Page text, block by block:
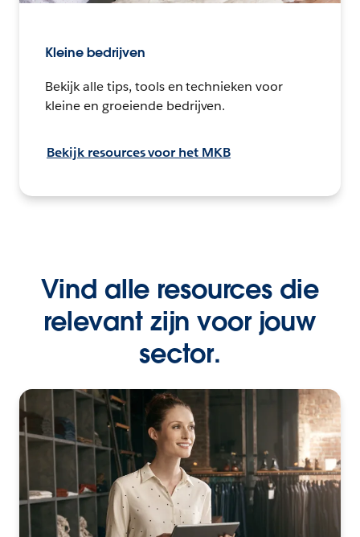
Kleine bedrijven
Bekijk alle tips, tools en technieken voor
kleine en groeiende bedrijven.
Bekijk resources voor het MKB
Vind alle resources die
relevant zijn voor jouw
sector.